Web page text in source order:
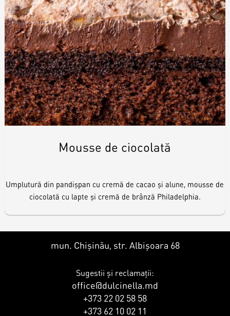
Mousse de ciocolată
Umplutură din pandișpan cu cremă de cacao și alune, mousse de
ciocolată cu lapte și cremă de brânză Philadelphia.
mun. Chișinău, str. Albișoara 68
Sugestii și reclamații:
office@dulcinella.md
+373 22 02 58 58
+373 62 10 02 11